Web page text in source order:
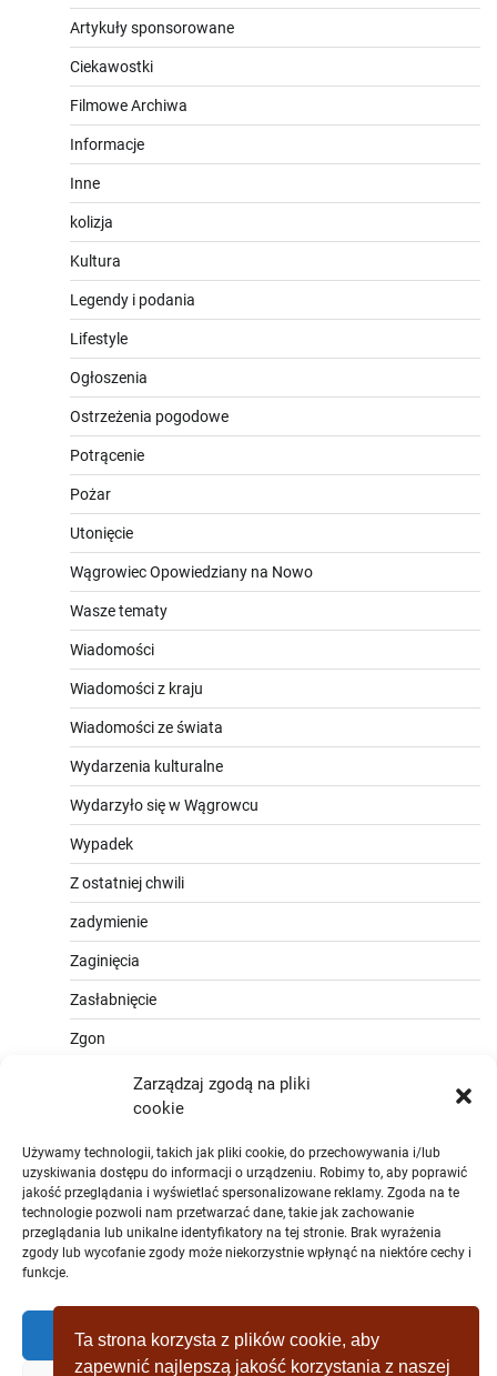
Zarządzaj zgodą na pliki
cookie
Używamy technologii, takich jak pliki cookie, do przechowywania i/lub
uzyskiwania dostępu do informacji o urządzeniu. Robimy to, aby poprawić
jakość przeglądania i wyświetlać spersonalizowane reklamy. Zgoda na te
technologie pozwoli nam przetwarzać dane, takie jak zachowanie
przeglądania lub unikalne identyfikatory na tej stronie. Brak wyrażenia
zgody lub wycofanie zgody może niekorzystnie wpłynąć na niektóre cechy i
funkcje.
Zaakceptować
Artykuły sponsorowane
Ciekawostki
Filmowe Archiwa
Informacje
Inne
kolizja
Kultura
Legendy i podania
Lifestyle
Ogłoszenia
Ostrzeżenia pogodowe
Potrącenie
Pożar
Utonięcie
Wągrowiec Opowiedziany na Nowo
Wasze tematy
Wiadomości
Wiadomości z kraju
Wiadomości ze świata
Wydarzenia kulturalne
Wydarzyło się w Wągrowcu
Wypadek
Z ostatniej chwili
zadymienie
Zaginięcia
Zasłabnięcie
Zgon
Ta strona korzysta z plików cookie, aby
zapewnić najlepszą jakość korzystania z naszej